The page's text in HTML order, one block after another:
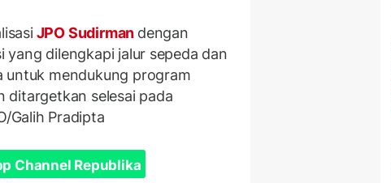
JPO Sudirman dengan
yang dilengkapi jalur sepeda dan
mendukung program
ditargetkan selesai pada
Galih Pradipta
Channel Republika